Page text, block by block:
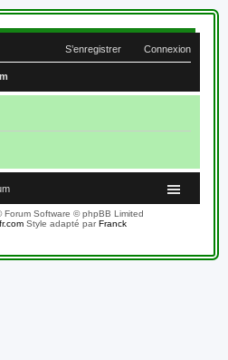
Connexion
S’enregistrer
Forum Software © phpBB Limited
Style adapté parFranck